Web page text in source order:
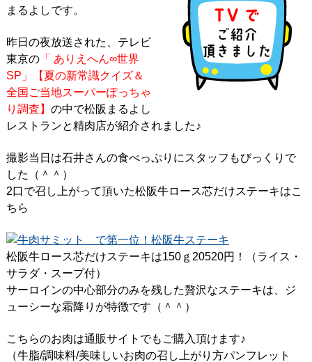
まるよしです。
昨日の夜放送された、テレビ
東京の「 ありえへん∞世界
SP」【夏の新常識クイズ＆
全国ご当地スーパーぽっちゃ
り調査】 の中で松阪まるよし
レストランと精肉店が紹介されました♪
撮影当日は石井さんの食べっぷりにスタッフもびっくりで
した（＾＾）
2口で召し上がって頂いた松阪牛ロース芯だけステーキはこ
ちら
松阪牛ロース芯だけステーキは150ｇ20520円！（ライス・
サラダ・スープ付）
サーロインの中心部分のみを残した贅沢なステーキは、ジ
ューシーな霜降りが特徴です（＾＾）
こちらのお肉は通販サイトでもご購入頂けます♪
（牛脂/調味料/美味しいお肉の召し上がり方パンフレット